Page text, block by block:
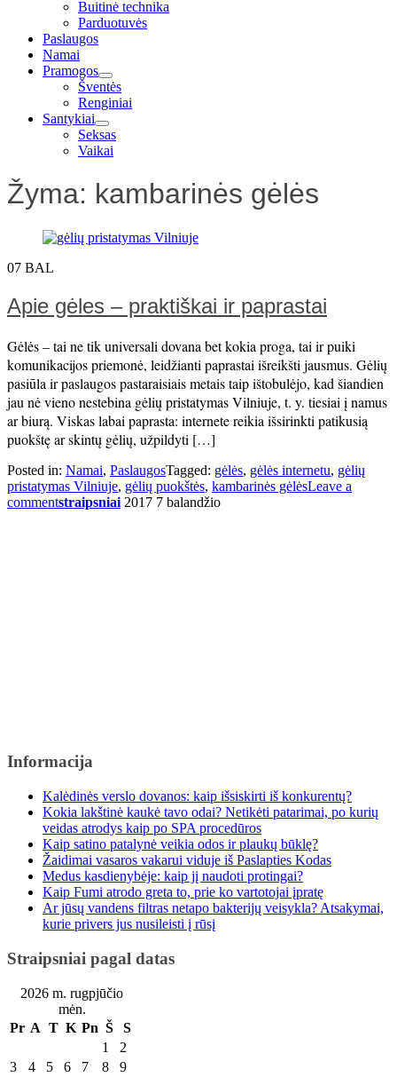
Buitinė technika
Parduotuvės
Paslaugos
Namai
Pramogos
expand
child
menu
Šventės
Renginiai
Santykiai
expand
child
menu
Seksas
Vaikai
Žyma: kambarinės gėlės
07 BAL
Apie gėles – praktiškai ir paprastai
Gėlės – tai ne tik universali dovana bet kokia proga, tai ir puiki
komunikacijos priemonė, leidžianti paprastai išreikšti jausmus. Gėlių
pasiūla ir paslaugos pastaraisiais metais taip ištobulėjo, kad šiandien
jau nė vieno nestebina gėlių pristatymas Vilniuje, t. y. tiesiai į namus
ar biurą. Viskas labai paprasta: internete reikia išsirinkti patikusią
puokštę ar skintų gėlių, užpildyti […]
Posted in: Namai, PaslaugosTagged: gėlės, gėlės internetu, gėlių
pristatymas Vilniuje, gėlių puokštės, kambarinės gėlėsLeave a
commentstraipsniai 2017 7 balandžio
Informacija
Kalėdinės verslo dovanos: kaip išsiskirti iš konkurentų?
Kokia lakštinė kaukė tavo odai? Netikėti patarimai, po kurių
veidas atrodys kaip po SPA procedūros
Kaip satino patalynė veikia odos ir plaukų būklę?
Žaidimai vasaros vakarui viduje iš Paslapties Kodas
Medus kasdienybėje: kaip jį naudoti protingai?
Kaip Fumi atrodo greta to, prie ko vartotojai įpratę
Ar jūsų vandens filtras netapo bakterijų veisykla? Atsakymai,
kurie privers jus nusileisti į rūsį
Straipsniai pagal datas
2026 m. rugpjūčio
mėn.
Pr A T K Pn Š
S
1
2
3
4 5 6 7 8
9